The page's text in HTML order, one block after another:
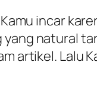
incar
natural
artikel. Lalu